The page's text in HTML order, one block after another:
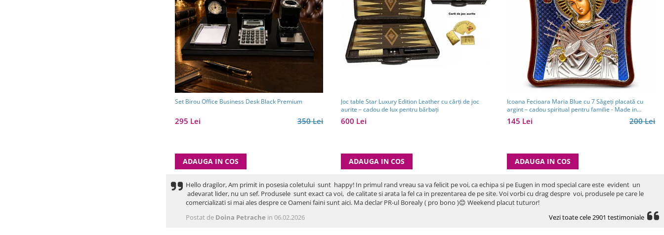
Set Birou Office Business Desk Black Premium
350 Lei
295 Lei
ADAUGA IN COS
Joc table Star Luxury Edition Leather cu cărți de joc
aurite – cadou de lux pentru bărbați
600 Lei
ADAUGA IN COS
Icoana Fecioara Maria Blue cu 7 Săgeți placată cu
argint – cadou spiritual pentru familie - Made in
Grecia - 12,5 x 15,5 cm
200 Lei
145 Lei
ADAUGA IN COS
Hello dragilor, Am primit in posesia coletului sunt happy! In primul rand vreau sa va felicit pe voi, ca echipa si pe Eugen in mod special care este evident un
adevarat lider, nu un sef. Produsele sunt exact ca voi, de calitate si arata la fel ca in prezentarea de pe site. Voi vorbi cu drag despre voi, produsele pe care le
comercializati si mai ales despre ce Oameni faini sunt aici. Ma declar PR-ul Borealy ( pro bono )😊 Weekend placut tuturor!
Postat de Doina Petrache in 06.02.2026 Vezi toate cele 2901 testimoniale